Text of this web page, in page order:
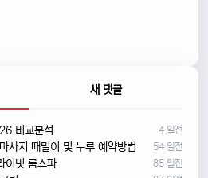
새 댓글
비교분석 4 일전
사지 때밀이 및 누루 예약방법 54 일전
이빗 룸스파 85 일전